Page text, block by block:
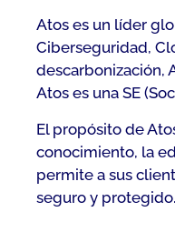
Atos es un líder
Ciberseguridad,
descarbonización,
Atos es una SE
El propósito de
conocimiento, la
permite a sus
seguro y protegido.